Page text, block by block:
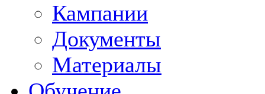
Кампании
Документы
Материалы